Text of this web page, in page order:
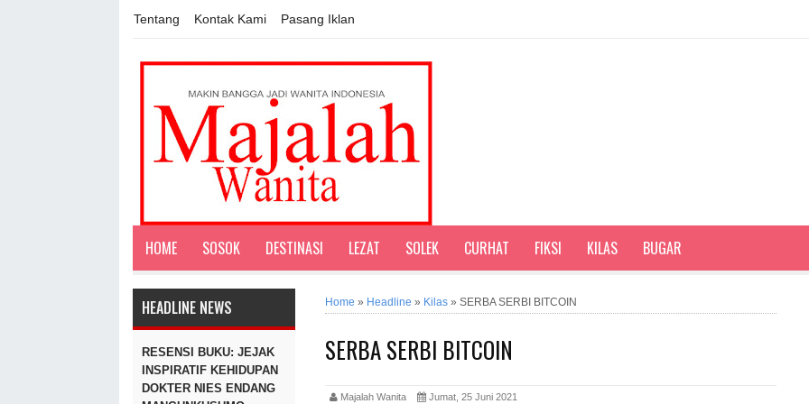
Tentang Kontak Kami Pasang Iklan
HOME SOSOK DESTINASI LEZAT SOLEK CURHAT FIKSI KILAS BUGAR
HEADLINE NEWS
RESENSI BUKU: JEJAK
INSPIRATIF KEHIDUPAN
DOKTER NIES ENDANG
Home » Headline » Kilas » SERBA SERBI BITCOIN
SERBA SERBI BITCOIN
Majalah Wanita Jumat, 25 Juni 2021